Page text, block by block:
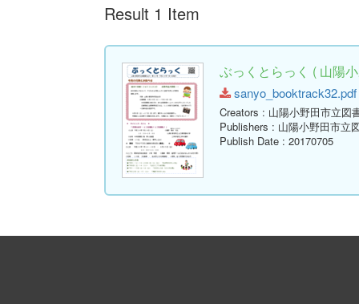
Result 1 Item
ぶっくとらっく ( 山陽
Creators : 山陽小野田市立図
Publishers : 山陽小野田市立
Publish Date : 20170705